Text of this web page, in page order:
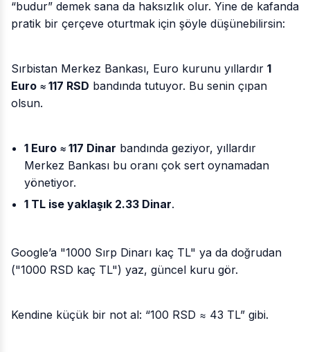
“budur” demek sana da haksızlık olur. Yine de kafanda
pratik bir çerçeve oturtmak için şöyle düşünebilirsin:
Sırbistan Merkez Bankası, Euro kurunu yıllardır 1
Euro ≈ 117 RSD bandında tutuyor. Bu senin çıpan
olsun.
1 Euro ≈ 117 Dinar bandında geziyor, yıllardır
Merkez Bankası bu oranı çok sert oynamadan
yönetiyor.
1 TL ise yaklaşık 2.33 Dinar.
Google’a "1000 Sırp Dinarı kaç TL" ya da doğrudan
("1000 RSD kaç TL") yaz, güncel kuru gör.
Kendine küçük bir not al: “100 RSD ≈ 43 TL” gibi.